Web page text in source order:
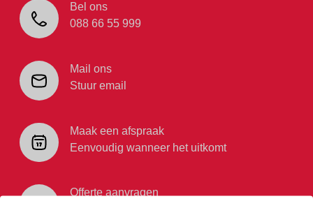
Bel ons
088 66 55 999
Mail ons
Stuur email
Maak een afspraak
Eenvoudig wanneer het uitkomt
Offerte aanvragen